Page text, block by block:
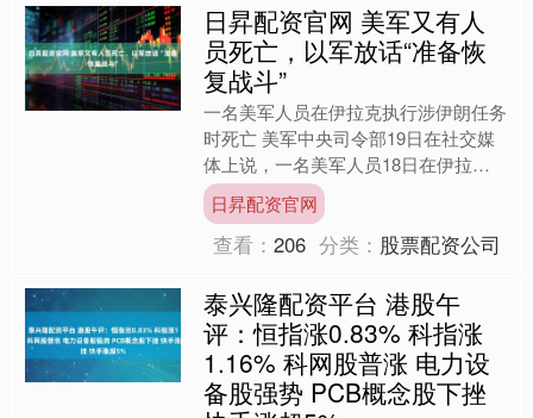
日昇配资官网 美军又有人
员死亡，以军放话“准备恢
复战斗”
一名美军人员在伊拉克执行涉伊朗任务
时死亡 美军中央司令部19日在社交媒
体上说，一名美军人员18日在伊拉克
北部执行涉伊朗任务时死亡。 声明
说，当时美军正在对一架被....
日昇配资官网
查看：206 分类： 股票配资公司
泰兴隆配资平台 港股午
评：恒指涨0.83% 科指涨
1.16% 科网股普涨 电力设
备股强势 PCB概念股下挫